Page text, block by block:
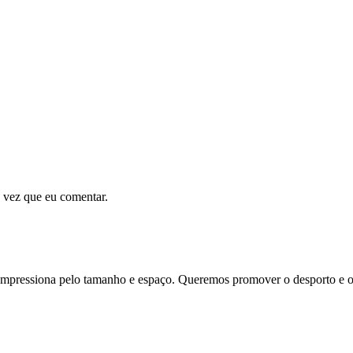
que eu comentar.
pelo tamanho e espaço. Queremos promover o desporto e